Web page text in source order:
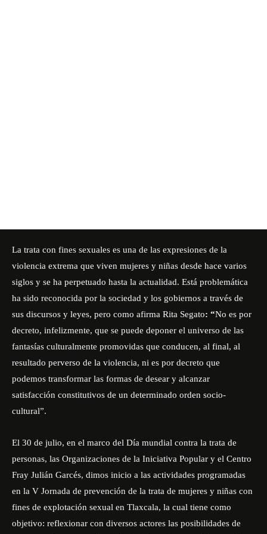
La trata con fines sexuales es una de las expresiones de la
violencia extrema que viven mujeres y niñas desde hace varios
siglos y se ha perpetuado hasta la actualidad. Está problemática
ha sido reconocida por la sociedad y los gobiernos a través de
sus discursos y leyes, pero como afirma Rita Segato: “No es por
decreto, infelizmente, que se puede deponer el universo de las
fantasías culturalmente promovidas que conducen, al final, al
resultado perverso de la violencia, ni es por decreto que
podemos transformar las formas de desear y alcanzar
satisfacción constitutivos de un determinado orden socio-
cultural”.
El 30 de julio, en el marco del Día mundial contra la trata de
personas, las Organizaciones de la Iniciativa Popular y el Centro
Fray Julián Garcés, dimos inicio a las actividades programadas
en la V Jornada de prevención de la trata de mujeres y niñas con
fines de explotación sexual en Tlaxcala, la cual tiene como
objetivo: reflexionar con diversos actores las posibilidades de